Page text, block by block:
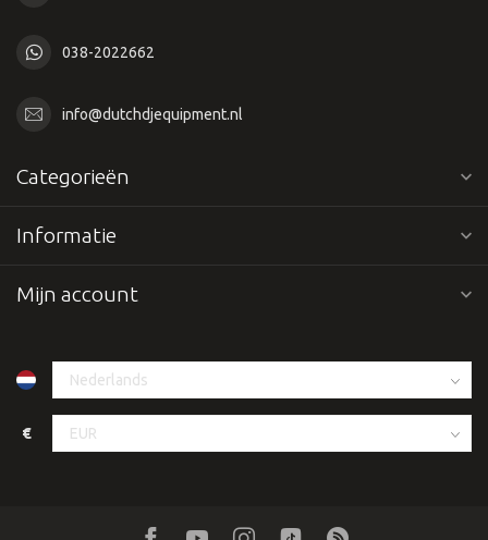
038-2022662
info@dutchdjequipment.nl
Categorieën
Informatie
Mijn account
€